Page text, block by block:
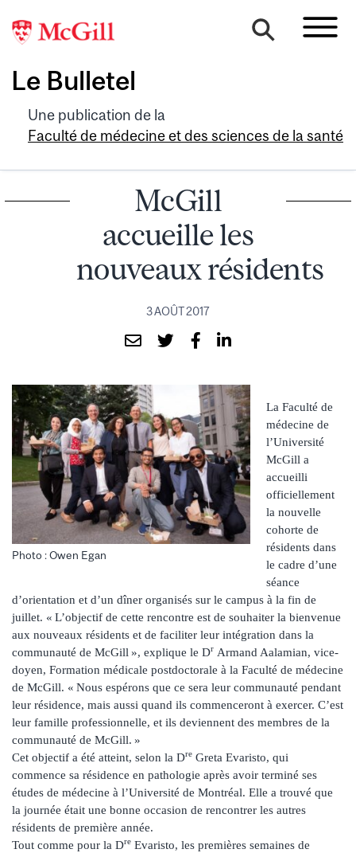
Le Bulletel
Une publication de la
Faculté de médecine et des sciences de la santé
McGill
accueille les
nouveaux résidents
3 AOÛT 2017
Photo : Owen Egan
La Faculté de
médecine de
l’Université
McGill a
accueilli
officiellement
la nouvelle
cohorte de
résidents dans
le cadre d’une
séance
d’orientation et d’un dîner organisés sur le campus à la fin de
juillet. « L’objectif de cette rencontre est de souhaiter la bienvenue
aux nouveaux résidents et de faciliter leur intégration dans la
communauté de McGill », explique le Dr Armand Aalamian, vice-
doyen, Formation médicale postdoctorale à la Faculté de médecine
de McGill. « Nous espérons que ce sera leur communauté pendant
leur résidence, mais aussi quand ils commenceront à exercer. C’est
leur famille professionnelle, et ils deviennent des membres de la
communauté de McGill. »
Cet objectif a été atteint, selon la Dre Greta Evaristo, qui
commence sa résidence en pathologie après avoir terminé ses
études de médecine à l’Université de Montréal. Elle a trouvé que
la journée était une bonne occasion de rencontrer les autres
résidents de première année.
Tout comme pour la Dre Evaristo, les premières semaines de